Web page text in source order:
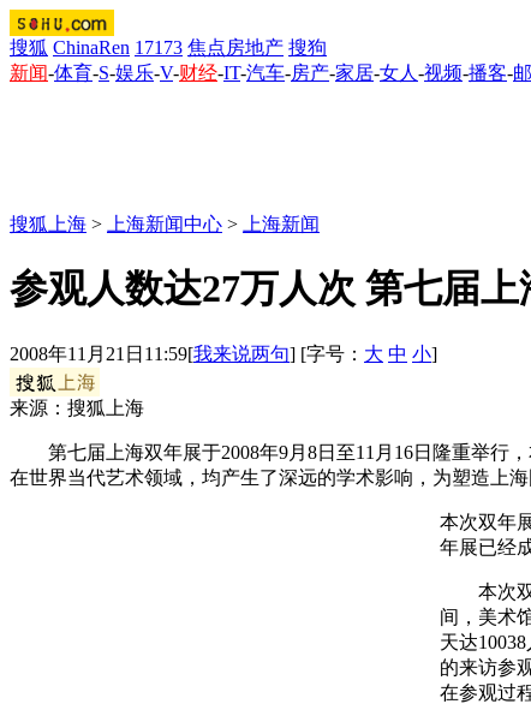
搜狐 ChinaRen 17173 焦点房地产 搜狗
新闻-体育-S-娱乐-V-财经-IT-汽车-房产-家居-女人 -视频-播客-
搜狐上海 > 上海新闻中心 > 上海新闻
参观人数达27万人次 第七届
2008年11月21日11:59[我来说两句] [字号： 大 中 小]
来源：搜狐上海
第七届上海双年展于2008年9月8日至11月16日隆重举行
在世界当代艺术领域，均产生了深远的学术影响，为塑造上
本次双年
年展已经
本次双
间，美术
天达
的来访参
在参观过